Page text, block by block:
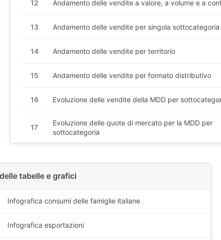
12 Andamento delle vendite a valore, a volume e a
13 Andamento delle vendite per singola sottocategoria
14 Andamento delle vendite per territorio
15 Andamento delle vendite per formato distributivo
16 Evoluzione delle vendite della MDD per
17
Evoluzione delle quote di mercato per la MDD per
sottocategoria
tabelle e grafici
Infografica consumi delle famiglie italiane
Infografica esportazioni